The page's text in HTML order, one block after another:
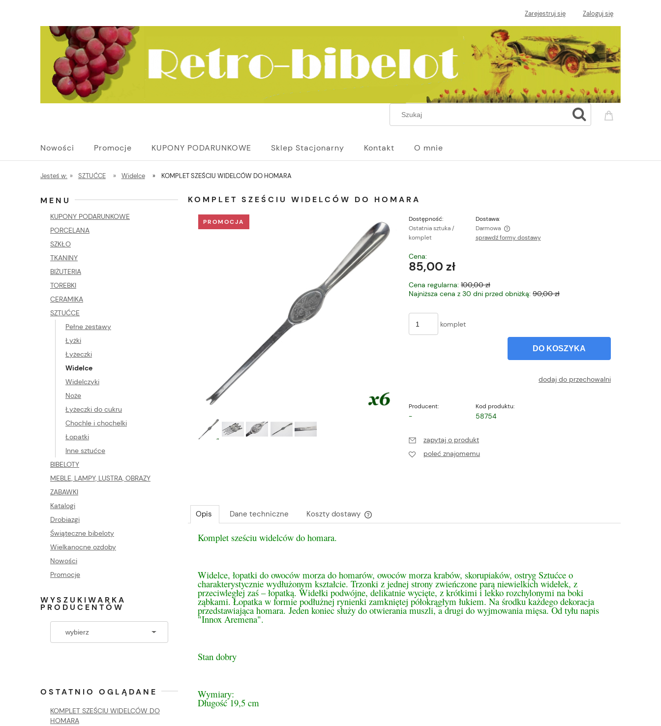
Zarejestruj się Zaloguj się
Nowości Promocje KUPONY PODARUNKOWE Sklep Stacjonarny Kontakt O mnie
Jesteś w: » SZTUĆCE » Widelce » KOMPLET SZEŚCIU WIDELCÓW DO HOMARA
MENU
KUPONY PODARUNKOWE
PORCELANA
SZKŁO
TKANINY
BIŻUTERIA
TOREBKI
CERAMIKA
SZTUĆCE
Pełne zestawy
Łyżki
Łyżeczki
Widelce
Widelczyki
Noże
Łyżeczki do cukru
Chochle i chochelki
Łopatki
Inne sztućce
BIBELOTY
MEBLE, LAMPY, LUSTRA, OBRAZY
ZABAWKI
Katalogi
Drobiazgi
Świąteczne bibeloty
Wielkanocne ozdoby
Nowości
Promocje
WYSZUKIWARKA
PRODUCENTÓW
OSTATNIO OGLĄDANE
KOMPLET SZEŚCIU WIDELCÓW DO
HOMARA
KOMPLET SZEŚCIU WIDELCÓW DO HOMARA
PROMOCJA
Dostępność:
Ostatnia sztuka /
komplet
Dostawa:
Darmowa
Cena nie zawiera ewentualnych kosztów
sprawdź formy dostawy
Cena:
85,00 zł
Cena regularna: 100,00 zł
Najniższa cena z 30 dni przed obniżką: 90,00 zł
komplet
DO KOSZYKA
dodaj do przechowalni
Producent:
-
Kod produktu:
58754
zapytaj o produkt
poleć znajomemu
Opis Dane techniczne Koszty dostawy
Komplet sześciu widelców do homara.
Widelce, łopatki do owoców morza do homarów, owoców morza krabów, skorupiaków, ostryg Sztućce o
charakterystycznie wydłużonym kształcie. Trzonki z jednej strony zwieńczone parą niewielkich widełek, z
przeciwległej zaś – łopatką. Widełki podwójne, delikatnie wycięte, z krótkimi i lekko rozchylonymi na boki
ząbkami. Łopatka w formie podłużnej rynienki zamkniętej półokrągłym łukiem. Na środku każdego dekoracja
przedstawiająca homara. Jeden koniec służy do otwierania muszli, a drugi do wyjmowania mięsa. Od tyłu napis
"Innox Aremena".
Stan dobry
Wymiary:
Długość 19,5 cm